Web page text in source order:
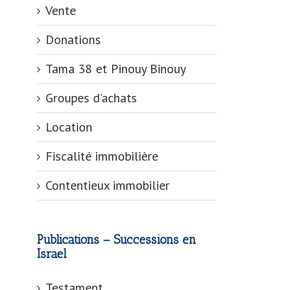
Vente
Donations
Tama 38 et Pinouy Binouy
Groupes d’achats
Location
Fiscalité immobilière
Contentieux immobilier
Publications – Successions en
Israel